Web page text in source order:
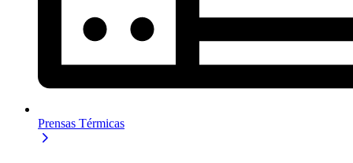
Prensas Térmicas